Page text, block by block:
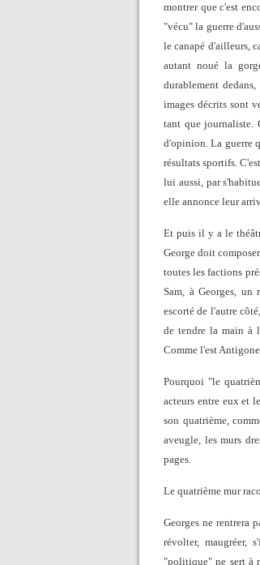
montrer que c'est
"vécu" la guerre
le canapé d'ailleurs,
autant noué la
durablement
images décrits sont
tant que journaliste.
d'opinion. La guerre
résultats sportifs.
lui aussi, par
elle annonce leur
Et puis il y a le
George doit
toutes les factions
Sam, à Georges, un
escorté de l'autre
de tendre la main à
Comme l'est
Pourquoi "le
acteurs entre eux et
son quatrième,
aveugle, les murs
pages.
Le quatrième mur
Georges ne rentrera
révolter, maugréer,
"politique" ne sert à